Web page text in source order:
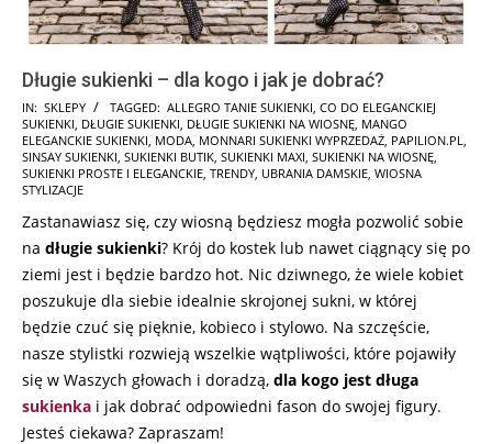
Długie sukienki – dla kogo i jak je dobrać?
2025-
03-
04
IN: SKLEPY TAGGED: ALLEGRO TANIE SUKIENKI CO DO ELEGANCKIEJ
SUKIENKI DŁUGIE SUKIENKI DŁUGIE SUKIENKI NA WIOSNĘ MANGO
ELEGANCKIE SUKIENKI MODA MONNARI SUKIENKI WYPRZEDAŻ PAPILION.PL
SINSAY SUKIENKI SUKIENKI BUTIK SUKIENKI MAXI SUKIENKI NA WIOSNĘ
SUKIENKI PROSTE I ELEGANCKIE TRENDY UBRANIA DAMSKIE WIOSNA
STYLIZACJE
Zastanawiasz się, czy wiosną będziesz mogła pozwolić sobie
na długie sukienki? Krój do kostek lub nawet ciągnący się po
ziemi jest i będzie bardzo hot. Nic dziwnego, że wiele kobiet
poszukuje dla siebie idealnie skrojonej sukni, w której
będzie czuć się pięknie, kobieco i stylowo. Na szczęście,
nasze stylistki rozwieją wszelkie wątpliwości, które pojawiły
się w Waszych głowach i doradzą, dla kogo jest długa
sukienka i jak dobrać odpowiedni fason do swojej figury.
Jesteś ciekawa? Zapraszam!